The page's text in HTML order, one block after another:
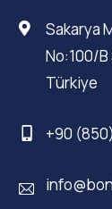
Sakarya
No:100/
Türkiye
+90